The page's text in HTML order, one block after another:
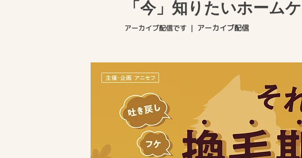
「今」知りたいホーム
アーカイブ配信です
  |
アーカイブ配信